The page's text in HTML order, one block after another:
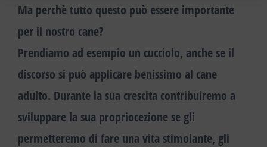
Ma perchè tutto questo può essere importante
per il nostro cane?
Prendiamo ad esempio un cucciolo, anche se il
discorso si può applicare benissimo al cane
adulto. Durante la sua crescita contribuiremo a
sviluppare la sua propriocezione se gli
permetteremo di fare una vita stimolante, gli